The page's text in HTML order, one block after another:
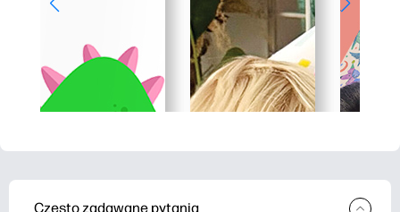
Często zadawane pytania